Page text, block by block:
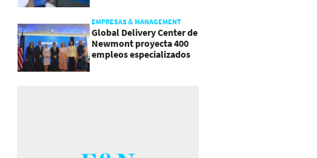
EMPRESAS & MANAGEMENT
Global Delivery Center de
Newmont proyecta 400
empleos especializados